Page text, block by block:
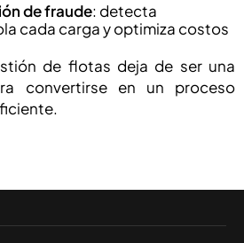
de fraude: detecta
cada carga y optimiza costos
de flotas deja de ser una
convertirse en un proceso